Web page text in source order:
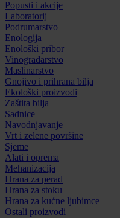
Popusti i akcije
Laboratorij
Podrumarstvo
Enologija
Enološki pribor
Vinogradarstvo
Maslinarstvo
Gnojivo i prihrana bilja
Ekološki proizvodi
Zaštita bilja
Sadnice
Navodnjavanje
Vrt i zelene površine
Sjeme
Alati i oprema
Mehanizacija
Hrana za perad
Hrana za stoku
Hrana za kućne ljubimce
Ostali proizvodi